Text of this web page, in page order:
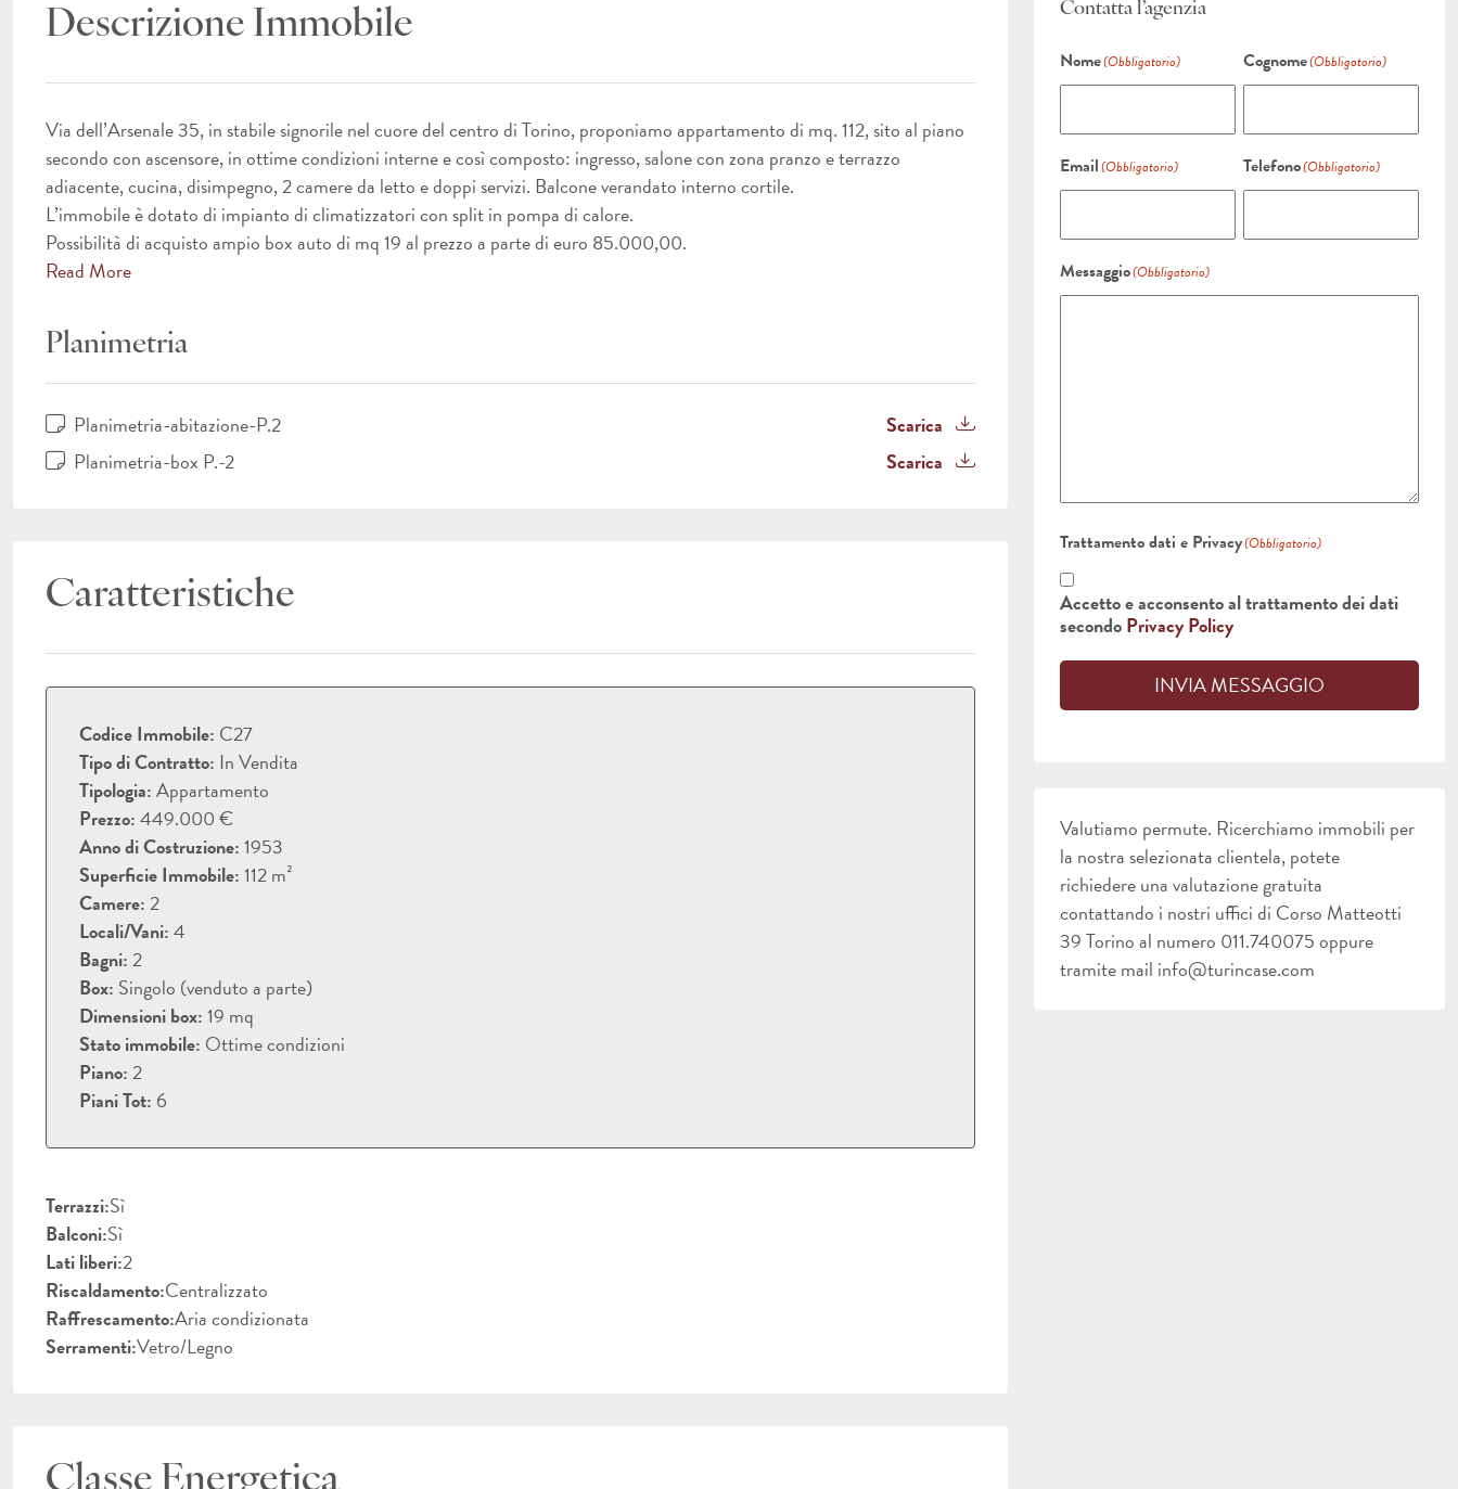
Descrizione Immobile
Via dell’Arsenale 35, in stabile signorile nel cuore del centro di Torino, proponiamo appartamento di mq. 112, sito al piano
secondo con ascensore, in ottime condizioni interne e così composto: ingresso, salone con zona pranzo e terrazzo
adiacente, cucina, disimpegno, 2 camere da letto e doppi servizi. Balcone verandato interno cortile.
L’immobile è dotato di impianto di climatizzatori con split in pompa di calore.
Possibilità di acquisto ampio box auto di mq 19 al prezzo a parte di euro 85.000,00.
Read More
Planimetria
Planimetria-abitazione-P.2
Scarica
Planimetria-box P.-2
Scarica
Caratteristiche
Codice Immobile: C27
Tipo di Contratto: In Vendita
Tipologia:Appartamento
Prezzo:449.000 €
Anno di Costruzione:1953
Superficie Immobile:112 m²
Camere:2
Locali/Vani:4
Bagni:2
Box: Singolo (venduto a parte)
Dimensioni box:19 mq
Stato immobile: Ottime condizioni
Piano:2
Piani Tot: 6
Terrazzi:Sì
Balconi:Sì
Lati liberi:2
Riscaldamento:Centralizzato
Raffrescamento:Aria condizionata
Serramenti:Vetro/Legno
Contatta l’agenzia
Nome(Obbligatorio) Cognome(Obbligatorio)
Email(Obbligatorio) Telefono(Obbligatorio)
Messaggio(Obbligatorio)
Trattamento dati e Privacy(Obbligatorio)
Accetto e acconsento al trattamento dei dati
secondoPrivacy Policy
INVIA MESSAGGIO
Valutiamo permute. Ricerchiamo immobili per
la nostra selezionata clientela, potete
richiedere una valutazione gratuita
contattando i nostri uffici di Corso Matteotti
39 Torino al numero 011.740075 oppure
tramite mail info@turincase.com